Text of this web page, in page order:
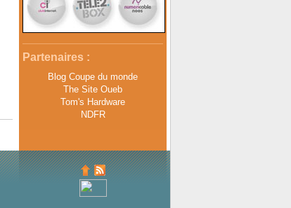
Partenaires :
Blog Coupe du monde
The Site Oueb
Tom's Hardware
NDFR